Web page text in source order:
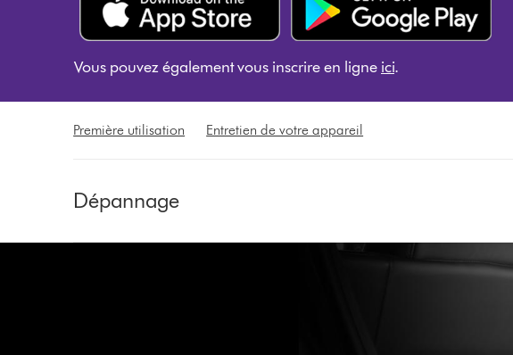
Vous pouvez également vous inscrire en ligne ici.
Première utilisation Entretien de votre appareil
Dépannage